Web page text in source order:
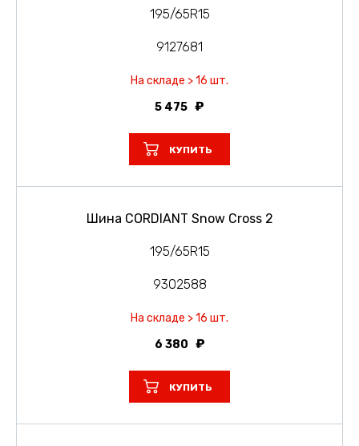
195/65R15
9127681
На складе > 16 шт.
5 475
КУПИТЬ
Шина CORDIANT Snow Cross 2
195/65R15
9302588
На складе > 16 шт.
6 380
КУПИТЬ